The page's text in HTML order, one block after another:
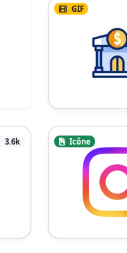
GIF
3.6k Icône